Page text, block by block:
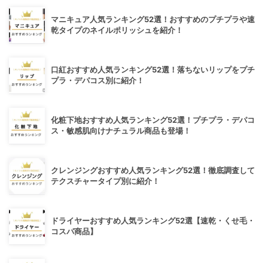
マニキュア人気ランキング52選！おすすめのプチプラや速
乾タイプのネイルポリッシュを紹介！
口紅おすすめ人気ランキング52選！落ちないリップをプチ
プラ・デパコス別に紹介！
化粧下地おすすめ人気ランキング52選！プチプラ・デパコ
ス・敏感肌向けナチュラル商品も登場！
クレンジングおすすめ人気ランキング52選！徹底調査して
テクスチャータイプ別に紹介！
ドライヤーおすすめ人気ランキング52選【速乾・くせ毛・
コスパ商品】